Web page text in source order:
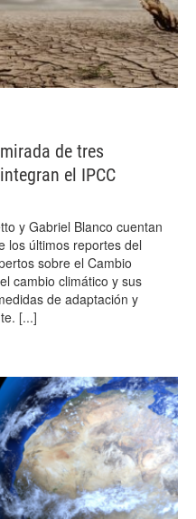
de tres
el IPCC
y Gabriel Blanco cuentan
los últimos reportes del
sobre el Cambio
cambio climático y sus
de adaptación y
[...]